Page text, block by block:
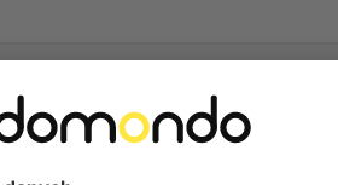
Często zadawane pytania